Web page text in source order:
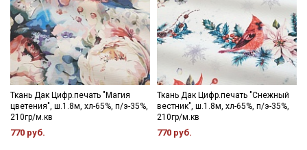
Ткань Дак Цифр.печать "Магия
цветения", ш.1.8м, хл-65%, п/э-35%,
210гр/м.кв
770 руб.
Ткань Дак Цифр.печать "Снежный
вестник", ш.1.8м, хл-65%, п/э-35%,
210гр/м.кв
770 руб.